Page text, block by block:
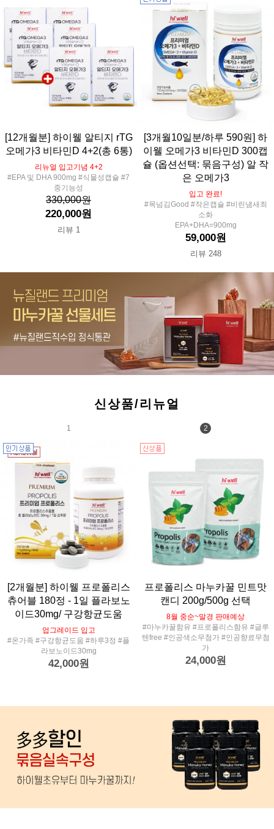
[12개월분] 하이웰 알티지 rTG
오메가3 비타민D 4+2(총 6통)
리뉴얼 입고기념 4+2
#EPA 및 DHA 900mg #식물성캡슐 #7
중기능성
330,000원
220,000원
리뷰 1
[3개월10일분/하루 590원] 하
이웰 오메가3 비타민D 300캡
슐 (옵션선택: 묶음구성) 알 작
은 오메가3
입고 완료!
#목넘김Good #작은캡슐 #비린냄새최
소화
EPA+DHA=900mg
59,000원
리뷰 248
신상품/리뉴얼
1 2
[2개월분] 하이웰 프로폴리스
츄어블 180정 - 1일 플라보노
이드30mg/ 구강항균도움
업그레이드 입고
#온가족 #구강항균도움 #하루3정 #플
라보노이드30mg
42,000원
프로폴리스 마누카꿀 민트맛
캔디 200g/500g 선택
8월 중순~말경 판매예상
#마누카꿀함유 #프로폴리스함유 #글루
텐free #인공색소무첨가 #인공향료무첨
가
24,000원